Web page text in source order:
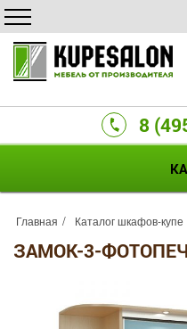
8
Главная Каталог шкафов-купе
ЗАМОК-3-